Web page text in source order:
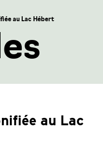
au Lac Hébert
au Lac